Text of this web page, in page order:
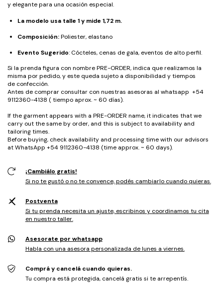
y elegante para una ocasión especial.
La modelo usa talle 1 y mide 1,72 m.
Composición:Poliester, elastano
Evento Sugerido: Cócteles, cenas de gala, eventos de alto perfil.
Si la prenda figura con nombre PRE-ORDER, indica que realizamos la
misma por pedido, y este queda sujeto a disponibilidad y tiempos
de confección.
Antes de comprar consultar con nuestras asesoras al whatsapp +54
9112360-4138 ( tiempo aprox. ~ 60 días).
If the garment appears with a PRE-ORDER name, it indicates that we
carry out the same by order, and this is subject to availability and
tailoring times.
Before buying, check availability and processing time with our advisors
at WhatsApp +54 9112360-4138 (time approx. ~ 60 days).
¡Cambiálo gratis!
Si no te gustó o no te convence, podés cambiarlo cuando quieras.
Postventa
Si tu prenda necesita un ajuste, escribinos y coordinamos tu cita
en nuestro taller.
Asesorate por whatsapp
Habla con una asesora personalizada de lunes a viernes.
Comprá y cancelá cuando quieras.
Tu compra está protegida, cancelá gratis si te arrepentís.